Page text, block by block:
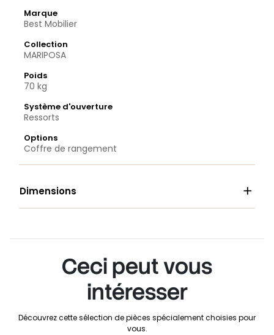
Marque
Best Mobilier
Collection
MARIPOSA
Poids
70 kg
Système d'ouverture
Ressorts
Options
Coffre de rangement
Dimensions 
Ceci peut vous
intéresser
Découvrez cette sélection de pièces spécialement choisies pour
vous.